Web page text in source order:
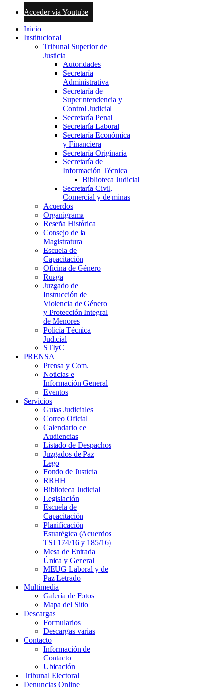
Acceder vía Youtube
Inicio
Institucional
Tribunal Superior de
Justicia
Autoridades
Secretaría
Administrativa
Secretaría de
Superintendencia y
Control Judicial
Secretaría Penal
Secretaría Laboral
Secretaría Económica
y Financiera
Secretaría Originaria
Secretaría de
Información Técnica
Biblioteca Judicial
Secretaría Civil,
Comercial y de minas
Acuerdos
Organigrama
Reseña Histórica
Consejo de la
Magistratura
Escuela de
Capacitación
Oficina de Género
Ruaga
Juzgado de
Instrucción de
Violencia de Género
y Protección Integral
de Menores
Policía Técnica
Judicial
STIyC
PRENSA
Prensa y Com.
Noticias e
Información General
Eventos
Servicios
Guías Judiciales
Correo Oficial
Calendario de
Audiencias
Listado de Despachos
Juzgados de Paz
Lego
Fondo de Justicia
RRHH
Biblioteca Judicial
Legislación
Escuela de
Capacitación
Planificación
Estratégica (Acuerdos
TSJ 174/16 y 185/16)
Mesa de Entrada
Única y General
MEUG Laboral y de
Paz Letrado
Multimedia
Galería de Fotos
Mapa del Sitio
Descargas
Formularios
Descargas varias
Contacto
Información de
Contacto
Ubicación
Tribunal Electoral
Denuncias Online